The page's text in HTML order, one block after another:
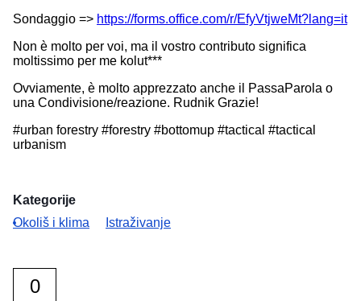
Sondaggio => https://forms.office.com/r/EfyVtjweMt?lang=it
Non è molto per voi, ma il vostro contributo significa
moltissimo per me kolut***
Ovviamente, è molto apprezzato anche il PassaParola o
una Condivisione/reazione. Rudnik Grazie!
#urban forestry #forestry #bottomup #tactical #tactical
urbanism
Kategorije
Okoliš i klima
Istraživanje
0